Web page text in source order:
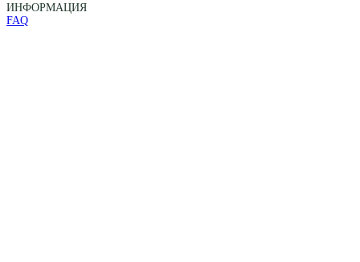
ИНФОРМАЦИЯ
FAQ